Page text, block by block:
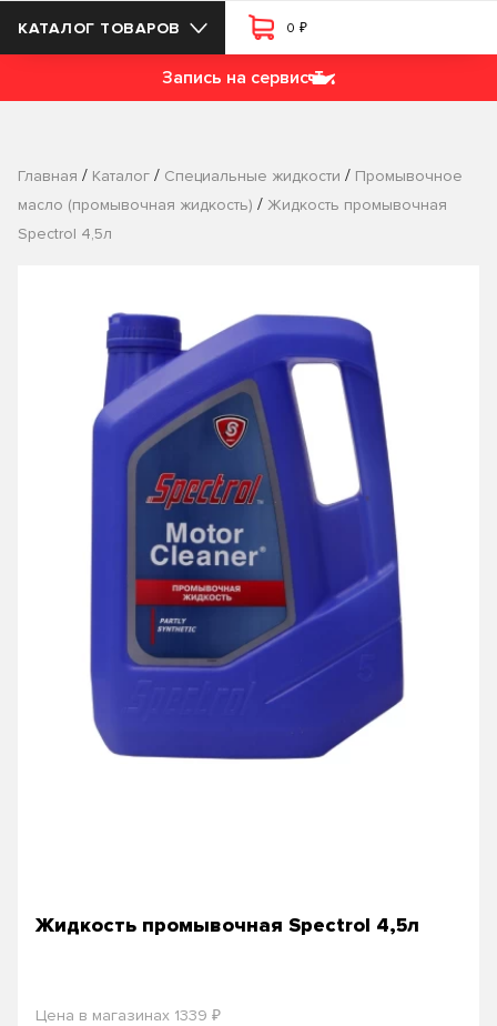
КАТАЛОГ ТОВАРОВ 0 ₽
Запись на сервис
Главная / Каталог / Специальные жидкости / Промывочное
масло (промывочная жидкость) / Жидкость промывочная
Spectrol 4,5л
Жидкость промывочная Spectrol 4,5л
Цена в магазинах 1339 ₽